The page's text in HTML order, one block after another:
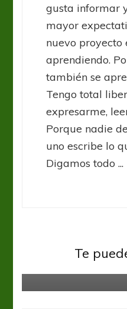
gusta informar
mayor
nuevo proyecto
aprendiendo.
también se
Tengo total
expresarme,
Porque nadie
uno escribe lo
Digamos todo ...
Te
Copa Sudamericana
Panorama